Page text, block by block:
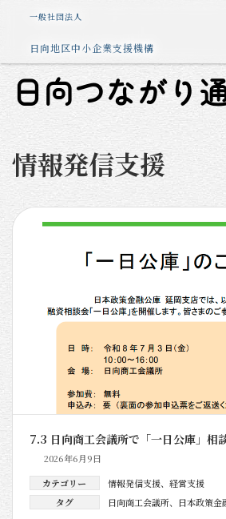
ン
ツ
へ
キ
ッ
プ
ー
シ
ョ
に
移
動
一般社団法人
日向地区中小企業支援機構
グ
ー
プ
リ
ク
日向つながり
情報発信支援
7.3 日向商工会議所で「一日公庫」相
2026年6月9日
カテゴリー
情報発信支援、 経営支援
タグ
日向商工会議所、 日本政策金